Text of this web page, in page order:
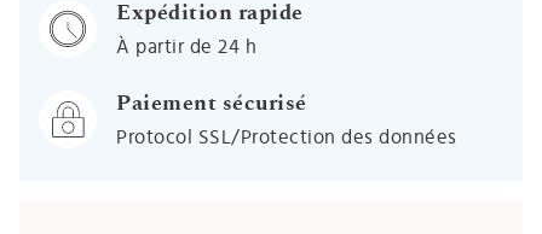
Expédition rapide
À partir de 24 h
Paiement sécurisé
Protocol SSL/Protection des données